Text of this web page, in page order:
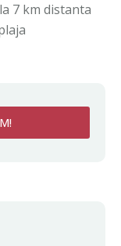
7 km distanta